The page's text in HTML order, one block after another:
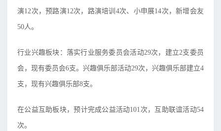
演12次，预路演12次，路演培训4次、小申展14次，新增会友
50人。
行业兴趣板块：落实行业服务委员会活动29次，建立2支委员
会，现有委员会6支。兴趣俱乐部活动29次，兴趣俱乐部建立4
支，现有兴趣俱乐部8支。
在公益互助板块，预计完成公益活动101次，互助联谊活动54
次。